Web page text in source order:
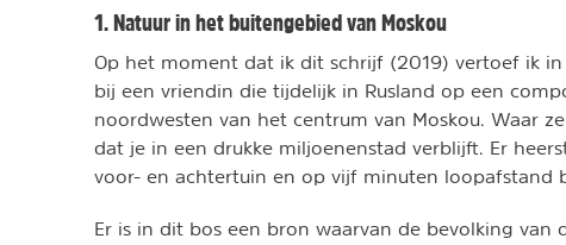
1. Natuur in het buitengebied van Moskou
Op het moment dat ik dit schrijf (2019) vertoef ik
bij een vriendin die tijdelijk in Rusland op een
noordwesten van het centrum van Moskou. Waar
dat je in een drukke miljoenenstad verblijft. Er
voor- en achtertuin en op vijf minuten loopafstand
Er is in dit bos een bron waarvan de bevolking